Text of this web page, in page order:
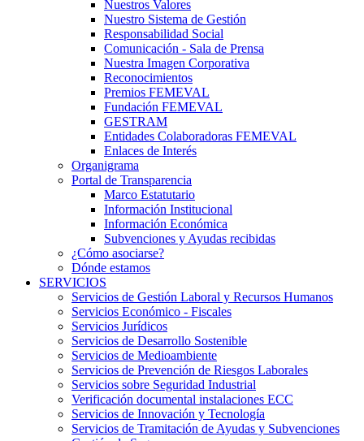
Nuestros Valores
Nuestro Sistema de Gestión
Responsabilidad Social
Comunicación - Sala de Prensa
Nuestra Imagen Corporativa
Reconocimientos
Premios FEMEVAL
Fundación FEMEVAL
GESTRAM
Entidades Colaboradoras FEMEVAL
Enlaces de Interés
Organigrama
Portal de Transparencia
Marco Estatutario
Información Institucional
Información Económica
Subvenciones y Ayudas recibidas
¿Cómo asociarse?
Dónde estamos
SERVICIOS
Servicios de Gestión Laboral y Recursos Humanos
Servicios Económico - Fiscales
Servicios Jurídicos
Servicios de Desarrollo Sostenible
Servicios de Medioambiente
Servicios de Prevención de Riesgos Laborales
Servicios sobre Seguridad Industrial
Verificación documental instalaciones ECC
Servicios de Innovación y Tecnología
Servicios de Tramitación de Ayudas y Subvenciones